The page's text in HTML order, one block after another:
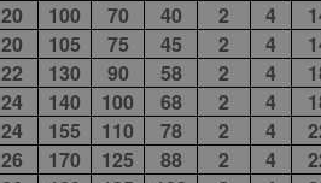
20 100 70 40 2 4
20 105 75 45 2 4
22 130 90 58 2 4
24 140 100 68 2 4
24 155 110 78 2 4
26 170 125 88 2 4